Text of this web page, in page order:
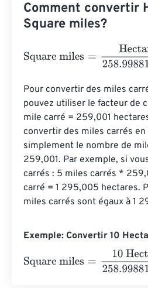
Comment convertir
Square miles?
Square miles Hectares
Pour convertir des miles
pouvez utiliser le facteur de
mile carré = 259,001
convertir des miles carrés
simplement le nombre de
259,001. Par exemple, si
carrés : 5 miles carrés *
carré = 1 295,005 hectares.
miles carrés sont égaux à 1
Exemple: Convertir 10
Square miles
10 Hectares